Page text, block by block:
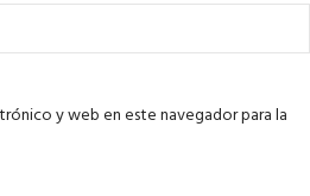
y web en este navegador para la